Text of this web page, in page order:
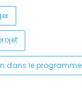
dans le programme